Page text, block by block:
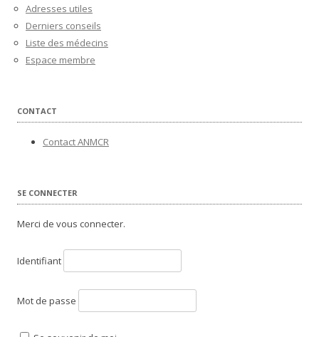
Adresses utiles
Derniers conseils
Liste des médecins
Espace membre
CONTACT
Contact ANMCR
SE CONNECTER
Merci de vous connecter.
Identifiant
Mot de passe